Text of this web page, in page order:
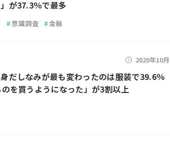
が37.3％で最多
# 意識調査 #金融
2020年10
だしなみが最も変わったのは服装で39.6
を買うようになった」が3割以上